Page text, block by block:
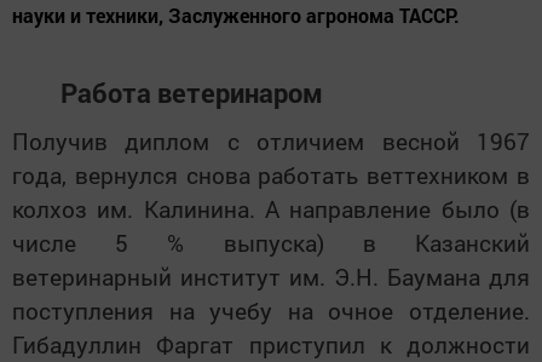
науки и техники, Заслуженного агронома ТАССР.
Работа ветеринаром
Получив диплом с отличием весной 1967
года, вернулся снова работать веттехником в
колхоз им. Калинина. А направление было (в
числе 5 % выпуска) в Казанский
ветеринарный институт им. Э.Н. Баумана для
поступления на учебу на очное отделение.
Гибадуллин Фаргат приступил к должности